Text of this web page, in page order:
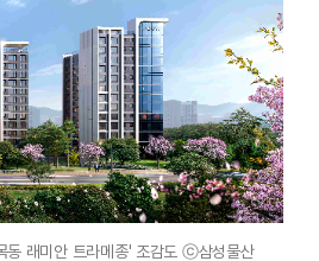
동 래미안 트라메종' 조감도 ⓒ삼성물산